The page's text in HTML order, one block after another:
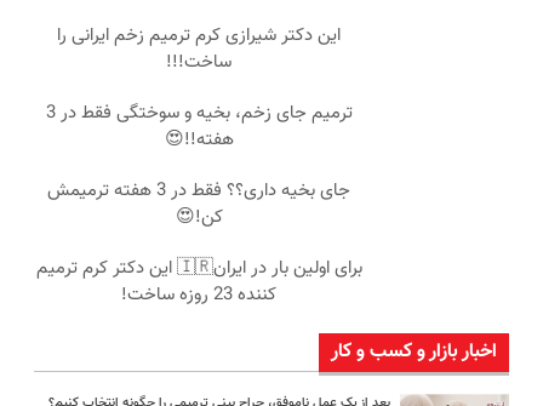
این دکتر شیرازی کرم ترمیم زخم ایرانی را
ساخت!!!
ترمیم جای زخم، بخیه و سوختگی فقط در 3
هفته!!😍
جای بخیه داری؟؟ فقط در 3 هفته ترمیمش
کن!😍
برای اولین بار در ایران🇮🇷 این دکتر کرم ترمیم
کننده 23 روزه ساخت!
اخبار بازار و کسب و کار